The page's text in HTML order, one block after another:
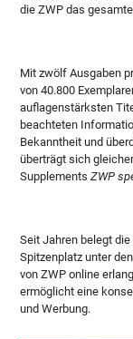
die ZWP das
Mit zwölf Ausgaben
von 40.800
auflagenstärksten
beachteten
Bekanntheit und
überträgt sich
SupplementsZWP
Seit Jahren belegt
Spitzenplatz unter
von ZWP online
ermöglicht eine
und Werbung.